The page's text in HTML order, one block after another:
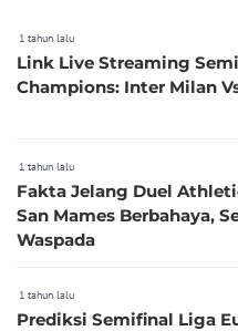
1 tahun lalu
Link Live Streaming
Champions: Inter Milan
1 tahun lalu
Fakta Jelang Duel
San Mames Berbahaya,
Waspada
1 tahun lalu
Prediksi Semifinal Liga